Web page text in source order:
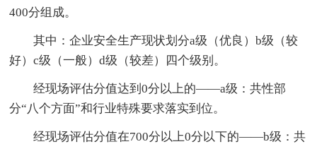
400分组成。
其中：企业安全生产现状划分a级（优良）b级（较
好）c级（一般）d级（较差）四个级别。
经现场评估分值达到0分以上的――a级：共性部
分“八个方面”和行业特殊要求落实到位。
经现场评估分值在700分以上0分以下的――b级：共